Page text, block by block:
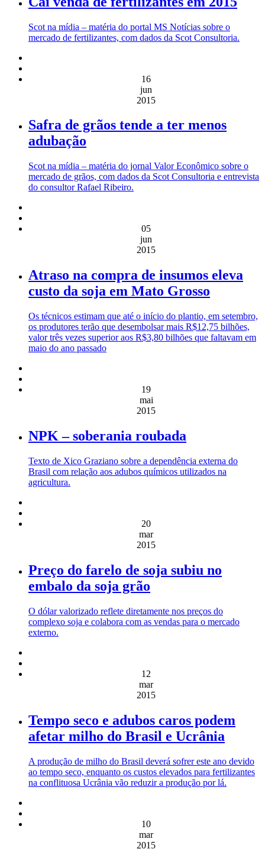
Scot na mídia – matéria do portal MS Notícias sobre o
mercado de fertilizantes, com dados da Scot Consultoria.
16
jun
2015
Safra de grãos tende a ter menos
adubação
Scot na mídia – matéria do jornal Valor Econômico sobre o
mercado de grãos, com dados da Scot Consultoria e entrevista
do consultor Rafael Ribeiro.
05
jun
2015
Atraso na compra de insumos eleva
custo da soja em Mato Grosso
Os técnicos estimam que até o início do plantio, em setembro,
os produtores terão que desembolsar mais R$12,75 bilhões,
valor três vezes superior aos R$3,80 bilhões que faltavam em
maio do ano passado
19
mai
2015
NPK – soberania roubada
Texto de Xico Graziano sobre a dependência externa do
Brasil com relação aos adubos químicos utilizados na
agricultura.
20
mar
2015
Preço do farelo de soja subiu no
embalo da soja grão
O dólar valorizado reflete diretamente nos preços do
complexo soja e colabora com as vendas para o mercado
externo.
12
mar
2015
Tempo seco e adubos caros podem
afetar milho do Brasil e Ucrânia
A produção de milho do Brasil deverá sofrer este ano devido
ao tempo seco, enquanto os custos elevados para fertilizantes
na conflituosa Ucrânia vão reduzir a produção por lá.
10
mar
2015